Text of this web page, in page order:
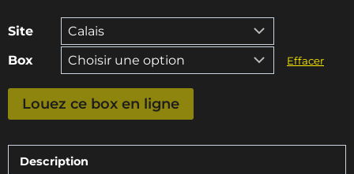
Site
Box
Effacer
quantité
de
de
Louez ce box en ligne
Description